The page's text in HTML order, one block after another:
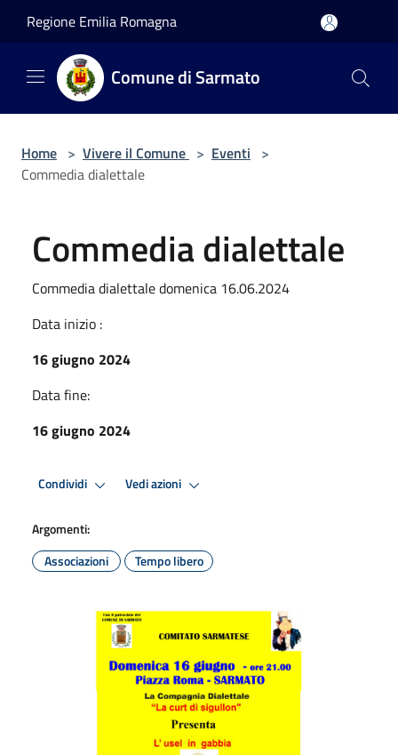
Regione Emilia Romagna
Comune di Sarmato
Home > Vivere il Comune > Eventi >
Commedia dialettale
Commedia dialettale
Commedia dialettale domenica 16.06.2024
Data inizio :
16 giugno 2024
Data fine:
16 giugno 2024
Condividi Vedi azioni
Argomenti:
Associazioni
Tempo libero